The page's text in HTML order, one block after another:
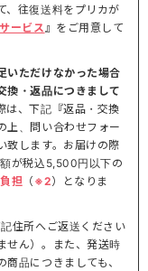
、往復送料をプリカが
ービス』をご用意して
いただけなかった場合
換・返品につきまして
は、下記『返品・交換
上、問い合わせフォー
致します。お届けの際
が税込5,500円以下の
担 （ ※2）となりま
住所へご返送ください
せん）。また、発送時
品につきましても、